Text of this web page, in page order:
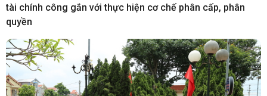
tài chính công gắn với thực hiện cơ chế phân cấp, phân
quyền